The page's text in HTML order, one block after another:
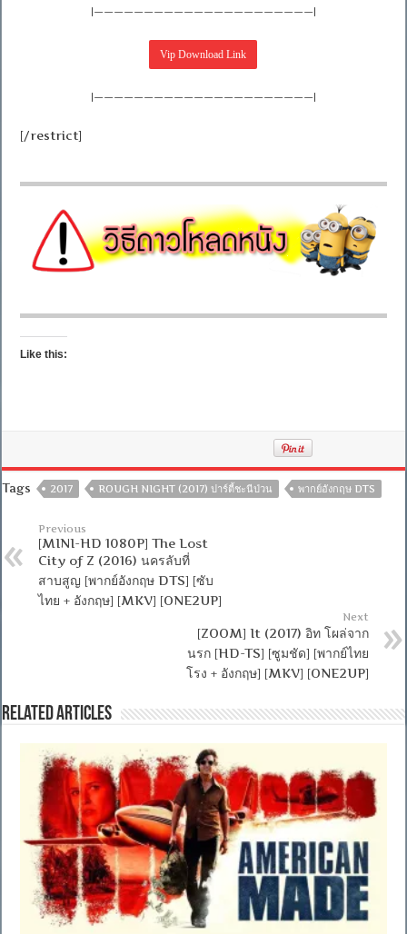
|——————————————————————|
|——————————————————————|
[/restrict]
Like this:
Tags 2017 ROUGH NIGHT (2017) ปาร์ตี้ชะนีป่วน พากย์อังกฤษ DTS
Previous
[MINI-HD 1080P] The Lost
City of Z (2016) นครลับที่
สาบสูญ [พากย์อังกฤษ DTS] [ซับ
ไทย + อังกฤษ] [MKV] [ONE2UP]
Next
[ZOOM] It (2017) อิท โผล่จาก
นรก [HD-TS] [ซูมชัด] [พากย์ไทย
โรง + อังกฤษ] [MKV] [ONE2UP]
Related Articles